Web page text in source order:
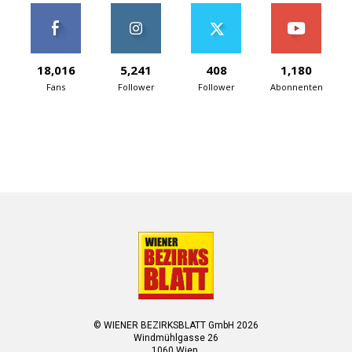
18,016
Fans
5,241
Follower
408
Follower
1,180
Abonnenten
© WIENER BEZIRKSBLATT GmbH 2026
Windmühlgasse 26